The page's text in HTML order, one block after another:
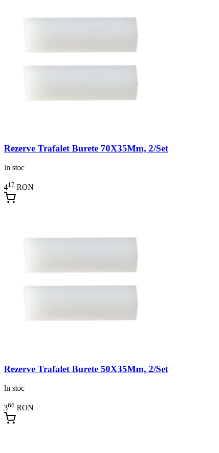
Rezerve Trafalet Burete 70X35Mm, 2/Set
In stoc
417 RON
Rezerve Trafalet Burete 50X35Mm, 2/Set
In stoc
366 RON